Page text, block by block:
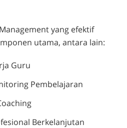
yang efektif
utama, antara lain:
Guru
Pembelajaran
Berkelanjutan